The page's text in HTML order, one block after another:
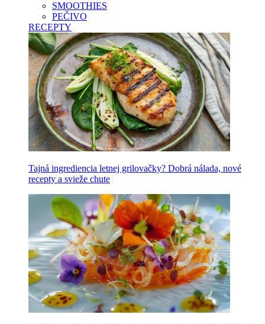
SMOOTHIES
PEČIVO
RECEPTY
Tajná ingrediencia letnej grilovačky? Dobrá nálada, nové
recepty a svieže chute